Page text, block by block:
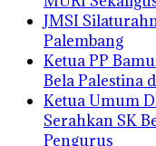
JMSI
Palembang
Ketua PP
Bela Palestina
Ketua Umum
Serahkan SK
Pengurus